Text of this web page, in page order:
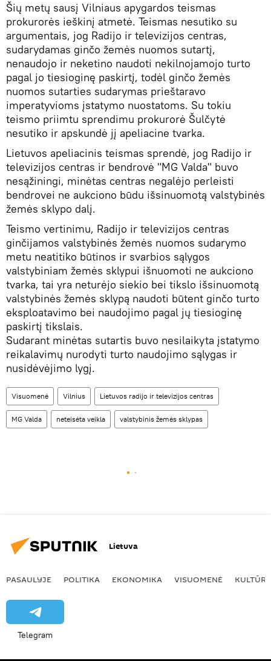
Šių metų sausį Vilniaus apygardos teismas
prokurorės ieškinį atmetė. Teismas nesutiko su
argumentais, jog Radijo ir televizijos centras,
sudarydamas ginčo žemės nuomos sutartį,
nenaudojo ir neketino naudoti nekilnojamojo turto
pagal jo tiesioginę paskirtį, todėl ginčo žemės
nuomos sutarties sudarymas prieštaravo
imperatyvioms įstatymo nuostatoms. Su tokiu
teismo priimtu sprendimu prokurorė Šulčytė
nesutiko ir apskundė jį apeliacine tvarka.
Lietuvos apeliacinis teismas sprendė, jog Radijo ir
televizijos centras ir bendrovė "MG Valda" buvo
nesąžiningi, minėtas centras negalėjo perleisti
bendrovei ne aukciono būdu išsinuomotą valstybinės
žemės sklypo dalį.
Teismo vertinimu, Radijo ir televizijos centras
ginčijamos valstybinės žemės nuomos sudarymo
metu neatitiko būtinos ir svarbios sąlygos
valstybiniam žemės sklypui išnuomoti ne aukciono
tvarka, tai yra neturėjo siekio bei tikslo išsinuomotą
valstybinės žemės sklypą naudoti būtent ginčo turto
eksploatavimo bei naudojimo pagal jų tiesioginę
paskirtį tikslais.
Sudarant minėtas sutartis buvo nesilaikyta įstatymo
reikalavimų nurodyti turto naudojimo sąlygas ir
nusidėvėjimo lygį.
Visuomenė Vilnius Lietuvos radijo ir televizijos centras
MG Valda neteisėta veikla valstybinis žemės sklypas
Lietuva
PASAULYJE POLITIKA EKONOMIKA VISUOMENĖ KULTŪRA
Telegram